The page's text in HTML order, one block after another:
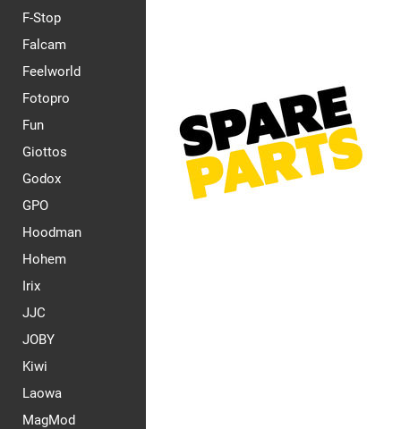
F-Stop
Falcam
Feelworld
Fotopro
Fun
Giottos
Godox
GPO
Hoodman
Hohem
Irix
JJC
JOBY
Kiwi
Laowa
MagMod